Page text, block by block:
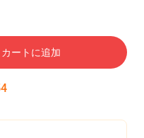
カートに追加